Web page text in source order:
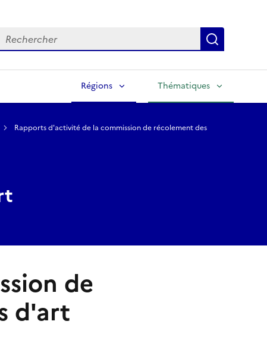
Rechercher
Régions Thématiques
Rapports d'activité de la commission de récolement des
de
d'art